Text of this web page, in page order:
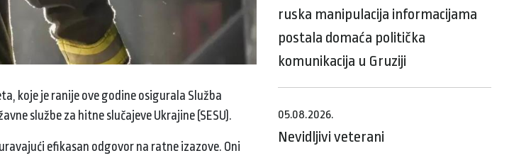
koje je ranije ove godine osigurala Služba
službe za hitne slučajeve Ukrajine (SESU).
efikasan odgovor na ratne izazove. Oni
ruska manipulacija informacijama
postala domaća politička
komunikacija u Gruziji
05.08.2026.
Nevidljivi veterani